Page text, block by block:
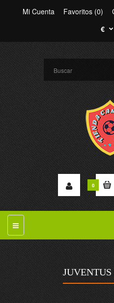
Mi Cuenta Favoritos (0)
€
0
JUVENTUS